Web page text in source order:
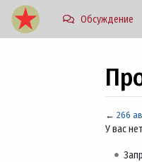
Обсуждение
← 266
Перейти
У вас